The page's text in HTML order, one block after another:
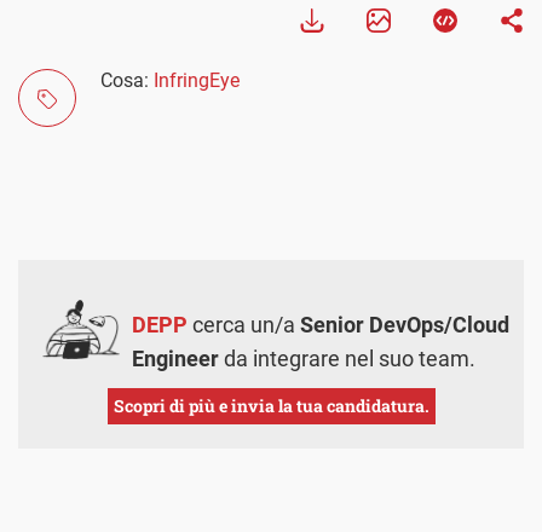
Cosa: InfringEye
DEPP cerca un/a Senior DevOps/Cloud
Engineerda integrare nel suo team.
Scopri di più e invia la tua candidatura.